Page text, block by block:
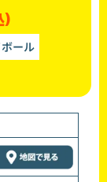
)
ール